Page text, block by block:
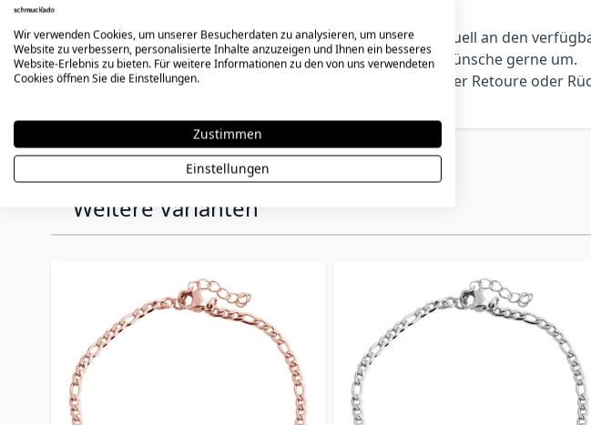
Unsere erfahrenen Graveure passen jede Gravur individuell an den
personalisierten Schmuck setzen wir auch besondere Wünsche gerne um.
Hinweis:Personalisierte Artikel sind vom Umtausch, einer Retoure oder
Weitere Varianten
Wir verwenden Cookies, um unserer Besucherdaten zu analysieren, um unsere
Website zu verbessern, personalisierte Inhalte anzuzeigen und Ihnen ein besseres
Website-Erlebnis zu bieten. Für weitere Informationen zu den von uns verwendeten
Cookies öffnen Sie die Einstellungen.
Zustimmen
Einstellungen